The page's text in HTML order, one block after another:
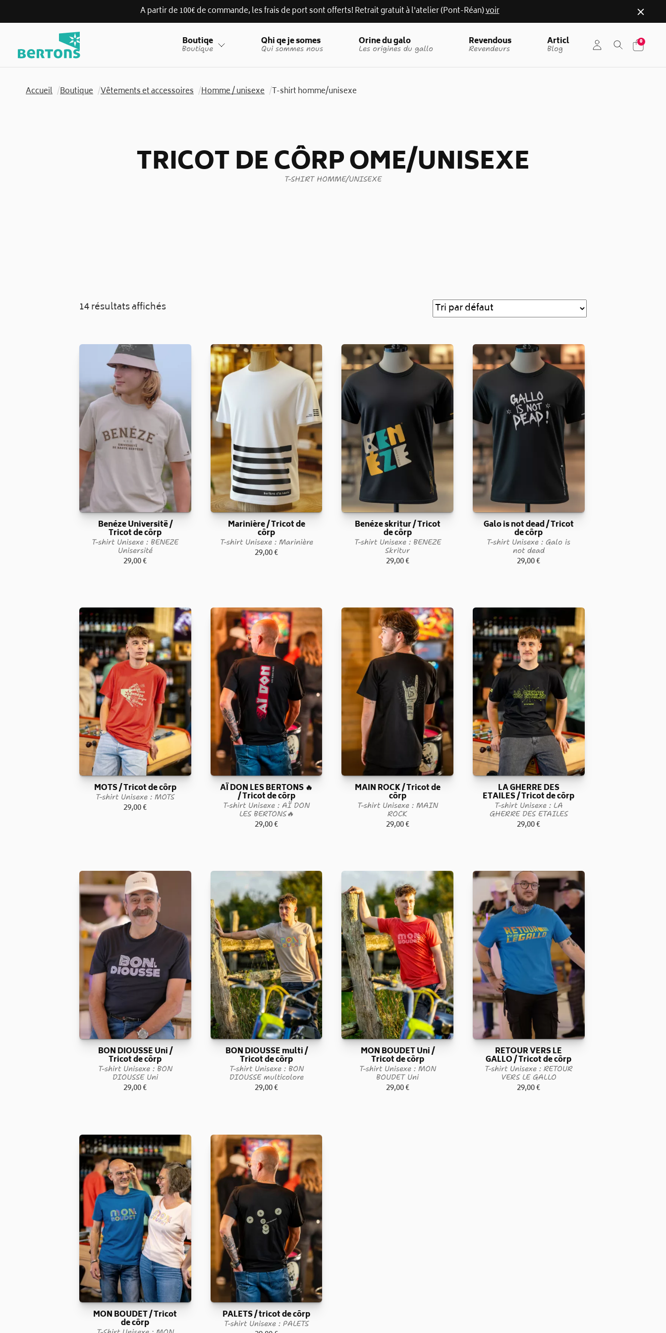
A partir de 100€ de commande, les frais de port sont offerts! Retrait gratuit à l'atelier (Pont-Réan)voir
content
Boutiqe
Boutique
Qhi qe je somes
Qui sommes nous
Orine du galo
Les origines du gallo
Revendous
Revendeurs
Articl
Blog
0
Accueil /Boutique /Vêtements et accessoires /Homme / unisexe /T-shirt homme/unisexe
TRICOT DE CÔRP OME/UNISEXE
T-SHIRT HOMME/UNISEXE
14 résultats affichés
Benéze Universitë /
Tricot de côrp
T-shirt Unisexe : BENEZE
Unisersité
29,00€
Marinière / Tricot de
côrp
T-shirt Unisexe : Marinière
29,00€
Benéze skritur / Tricot
de côrp
T-shirt Unisexe : BENEZE
Skritur
29,00€
Galo is not dead / Tricot
de côrp
T-shirt Unisexe : Galo is
not dead
29,00€
MOTS / Tricot de côrp
T-shirt Unisexe : MOTS
29,00€
AÏ DON LES BERTONS 🔥
/ Tricot de côrp
T-shirt Unisexe : AÏ DON
LES BERTONS🔥
29,00€
MAIN ROCK / Tricot de
côrp
T-shirt Unisexe : MAIN
ROCK
29,00€
LA GHERRE DES
ETAILES / Tricot de côrp
T-shirt Unisexe : LA
GHERRE DES ETAILES
29,00€
BON DIOUSSE Uni /
Tricot de côrp
T-shirt Unisexe : BON
DIOUSSE Uni
29,00€
BON DIOUSSE multi /
Tricot de côrp
T-shirt Unisexe : BON
DIOUSSE multicolore
29,00€
MON BOUDET Uni /
Tricot de côrp
T-shirt Unisexe : MON
BOUDET Uni
29,00€
RETOUR VERS LE
GALLO / Tricot de côrp
T-shirt Unisexe : RETOUR
VERS LE GALLO
29,00€
MON BOUDET / Tricot
de côrp
PALETS / tricot de côrp
T-shirt Unisexe : PALETS